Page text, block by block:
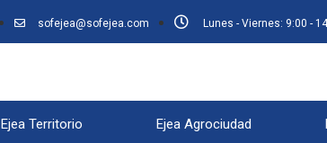
sofejea@sofejea.com Lunes - Viernes: 9:00 -
Ejea Territorio Ejea Agrociudad